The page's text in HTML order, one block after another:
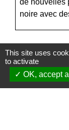
noire avec
Textes de
This site uses
to activate
OK, accept all